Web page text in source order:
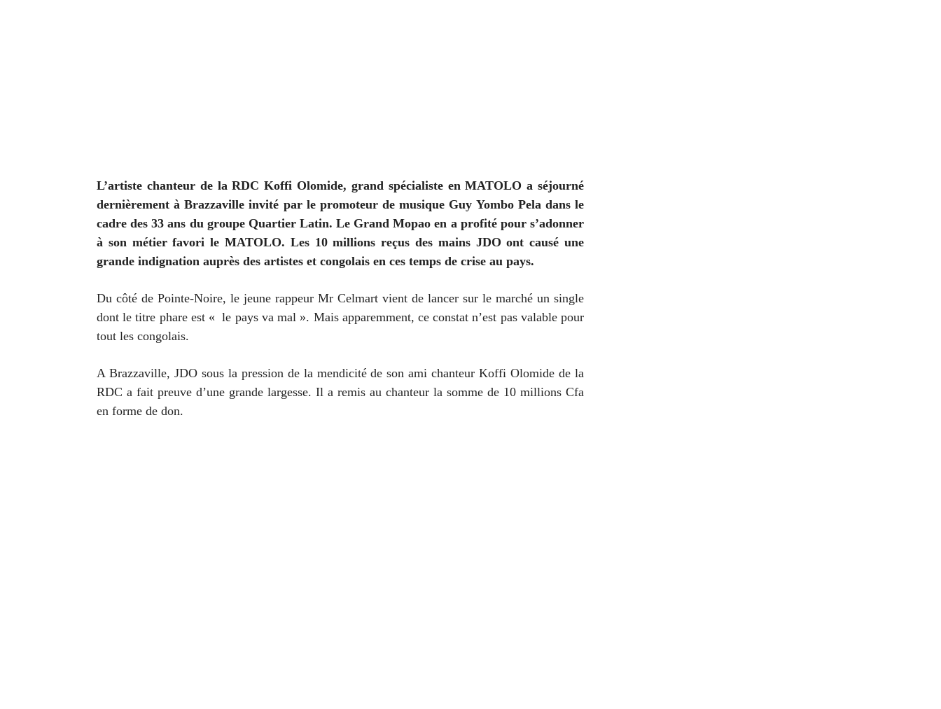
L’artiste chanteur de la RDC Koffi Olomide, grand spécialiste en MATOLO a séjourné
dernièrement à Brazzaville invité par le promoteur de musique Guy Yombo Pela dans le
cadre des 33 ans du groupe Quartier Latin. Le Grand Mopao en a profité pour s’adonner
à son métier favori le MATOLO. Les 10 millions reçus des mains JDO ont causé une
grande indignation auprès des artistes et congolais en ces temps de crise au pays.
Du côté de Pointe-Noire, le jeune rappeur Mr Celmart vient de lancer sur le marché un single
dont le titre phare est « le pays va mal ». Mais apparemment, ce constat n’est pas valable pour
tout les congolais.
A Brazzaville, JDO sous la pression de la mendicité de son ami chanteur Koffi Olomide de la
RDC a fait preuve d’une grande largesse. Il a remis au chanteur la somme de 10 millions Cfa
en forme de don.